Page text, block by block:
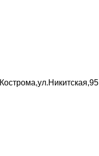
Кострома,ул.Никитская,95